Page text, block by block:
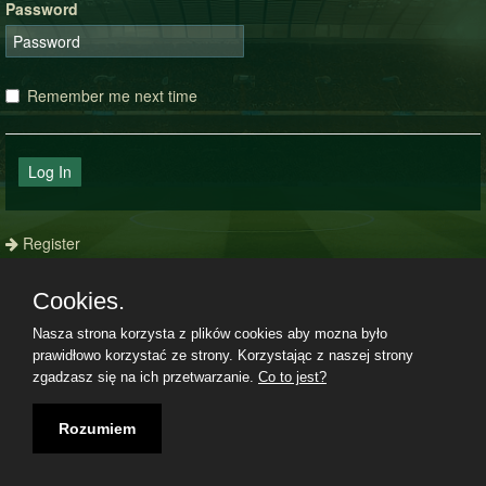
Password
Remember me next time
Log In
Register
Terms and Conditions| Privacy policy|Imprint| 08.08.2026, 12:26|
Cookies.
Nasza strona korzysta z plików cookies aby mozna było
prawidłowo korzystać ze strony. Korzystając z naszej strony
zgadzasz się na ich przetwarzanie. Co to jest?
Rozumiem